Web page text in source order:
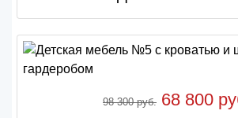
98 300 руб. 68 800